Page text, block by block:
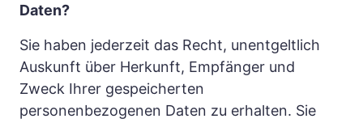
Daten?
Sie haben jederzeit das Recht, unentgeltlich
Auskunft über Herkunft, Empfänger und
Zweck Ihrer gespeicherten
personenbezogenen Daten zu erhalten. Sie